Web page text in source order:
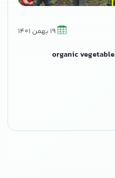
19 بهمن 1401
سبزیکاری به روش ارگانیک organic vegetable